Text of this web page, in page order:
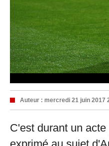
Auteur : mercredi 21 juin 2017
C'est durant un